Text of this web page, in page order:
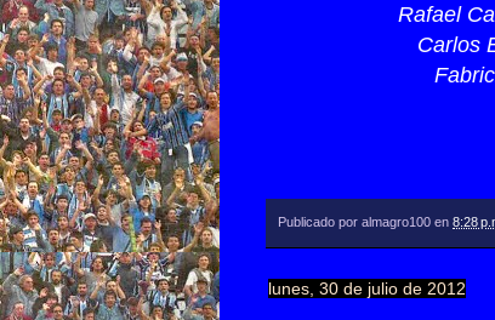
Rafael
Carlos
Publicado por almagro100 en 8:28
lunes, 30 de julio de 2012